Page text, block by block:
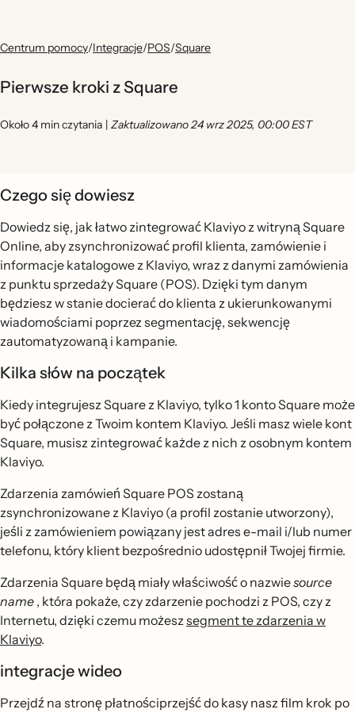
Centrum pomocy/Integracje/POS/Square
Pierwsze kroki z Square
Około 4 min czytania | Zaktualizowano 24 wrz 2025, 00:00 EST
Czego się dowiesz
Dowiedz się, jak łatwo zintegrować Klaviyo z witryną Square
Online, aby zsynchronizować profil klienta, zamówienie i
informacje katalogowe z Klaviyo, wraz z danymi zamówienia
z punktu sprzedaży Square (POS). Dzięki tym danym
będziesz w stanie docierać do klienta z ukierunkowanymi
wiadomościami poprzez segmentację, sekwencję
zautomatyzowaną i kampanie.
Kilka słów na początek
Kiedy integrujesz Square z Klaviyo, tylko 1 konto Square może
być połączone z Twoim kontem Klaviyo. Jeśli masz wiele kont
Square, musisz zintegrować każde z nich z osobnym kontem
Klaviyo.
Zdarzenia zamówień Square POS zostaną
zsynchronizowane z Klaviyo (a profil zostanie utworzony),
jeśli z zamówieniem powiązany jest adres e-mail i/lub numer
telefonu, który klient bezpośrednio udostępnił Twojej firmie.
Zdarzenia Square będą miały właściwość o nazwiesource
name , która pokaże, czy zdarzenie pochodzi z POS, czy z
Internetu, dzięki czemu możeszsegment te zdarzenia w
Klaviyo.
integracje wideo
Przejdź na stronę płatnościprzejść do kasy nasz film krok po